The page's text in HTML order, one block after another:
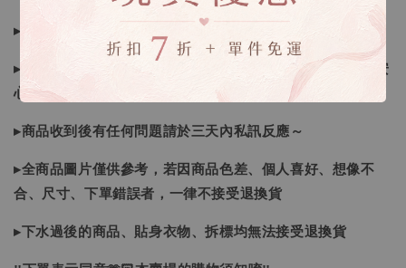
▸如遇缺斷貨情形會再另行告知，請注意訊息及信箱收件
▸商品皆由日本、韓國門市、官網購入，皆為正品，您可以安
心購買唷！
▸商品收到後有任何問題請於三天內私訊反應～
▸全商品圖片僅供參考，若因商品色差、個人喜好、想像不
合、尺寸、下單錯誤者，一律不接受退換貨
▸下水過後的商品、貼身衣物、拆標均無法接受退換貨